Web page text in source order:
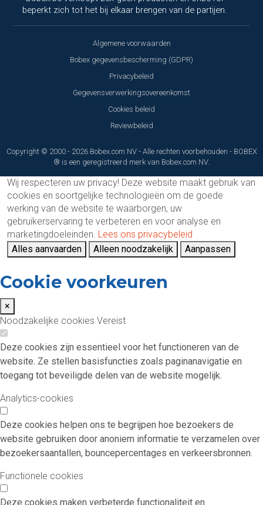
beperkt zich tot het bij elkaar brengen van de partijen.
Algemene voorwaarden
Bobex gegevensbescherming (GDPR)
Privacybeleid
Gegevensverwerkingsovereenkomst
Cookies beleid
Reviewbeleid
Copyright © 2000 - 2026 Bobex.com NV - Alle rechten voorbehouden - BOBEX
® is een geregistreerd merk van Bobex.com NV.
Wij respecteren uw privacy! Deze website maakt gebruik van
cookies en soortgelijke technologieën om de goede
werking van de website te waarborgen, uw
gebruikerservaring te verbeteren en voor analyse en
marketingdoeleinden. Lees ons privacybeleid
Alles aanvaarden
Alleen noodzakelijk Aanpassen
Cookie voorkeuren
×
Noodzakelijke cookies Vereist
Deze cookies zijn essentieel voor het functioneren van de
website. Ze stellen basisfuncties zoals paginanavigatie en
toegang tot beveiligde delen van de website mogelijk.
Analytics-cookies
Deze cookies helpen ons te begrijpen hoe bezoekers de
website gebruiken door anoniem informatie te verzamelen over
bezoekersaantallen, bouncepercentages en verkeersbronnen.
Functionele cookies
Deze cookies maken verbeterde functionaliteit en